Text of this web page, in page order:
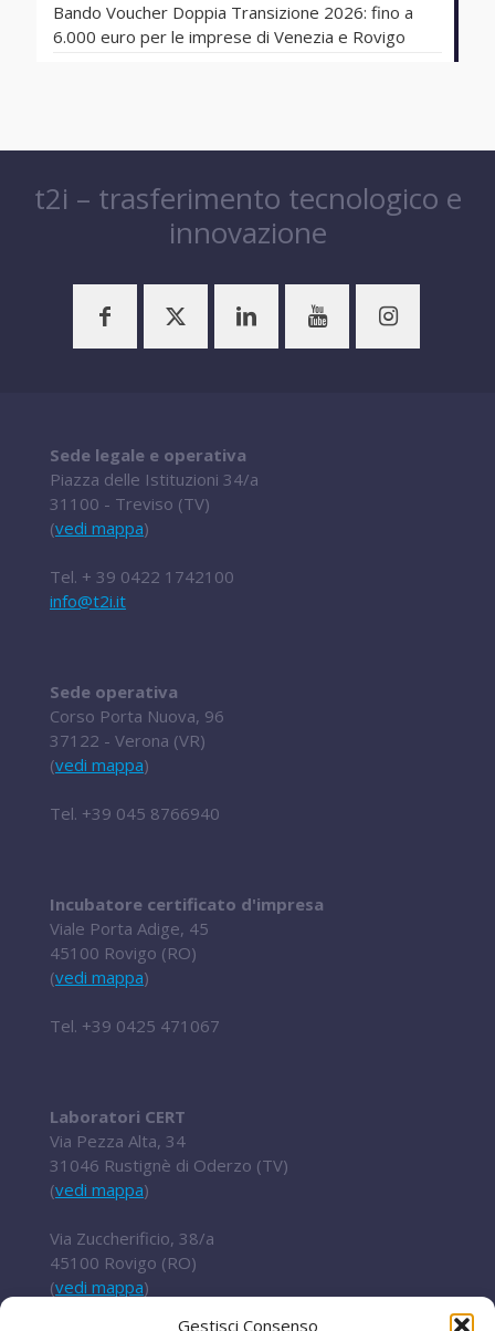
Gestisci Consenso
Bando Voucher Doppia Transizione 2026: fino a
6.000 euro per le imprese di Venezia e Rovigo
t2i – trasferimento tecnologico e
innovazione
Sede legale e operativa
Piazza delle Istituzioni 34/a
31100 - Treviso (TV)
(vedi mappa)
Tel. + 39 0422 1742100
info@t2i.it
Sede operativa
Corso Porta Nuova, 96
37122 - Verona (VR)
(vedi mappa)
Tel. +39 045 8766940
Incubatore certificato d'impresa
Viale Porta Adige, 45
45100 Rovigo (RO)
(vedi mappa)
Tel. +39 0425 471067
Laboratori CERT
Via Pezza Alta, 34
31046 Rustignè di Oderzo (TV)
(vedi mappa)
Via Zuccherificio, 38/a
45100 Rovigo (RO)
(vedi mappa)